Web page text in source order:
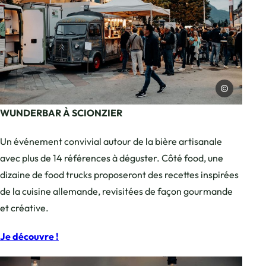
Foodtruck et personnes dans la file d,
Labo N3
WUNDERBAR À SCIONZIER
Un événement convivial autour de la bière artisanale
avec plus de 14 références à déguster. Côté food, une
dizaine de food trucks proposeront des recettes inspirées
de la cuisine allemande, revisitées de façon gourmande
et créative.
Je découvre !